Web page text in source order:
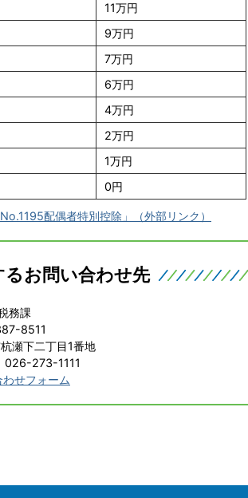
11万円
9万円
7万円
6万円
4万円
2万円
1万円
0円
配偶者特別控除」（外部リンク）
お問い合わせ先
務課
8511
瀬下二丁目1番地
026-273-1111
わせフォーム